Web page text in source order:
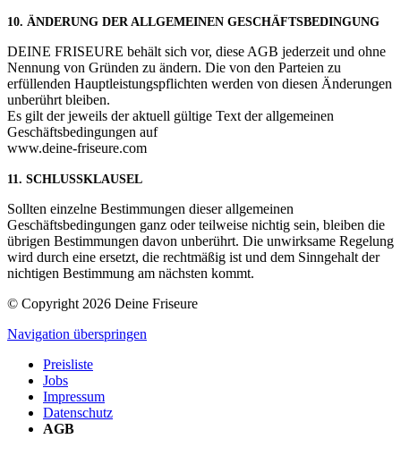
10. ÄNDERUNG DER ALLGEMEINEN GESCHÄFTSBEDINGUNG
DEINE FRISEURE behält sich vor, diese AGB jederzeit und ohne
Nennung von Gründen zu ändern. Die von den Parteien zu
erfüllenden Hauptleistungspflichten werden von diesen Änderungen
unberührt bleiben.
Es gilt der jeweils der aktuell gültige Text der allgemeinen
Geschäftsbedingungen auf
www.deine-friseure.com
11. SCHLUSSKLAUSEL
Sollten einzelne Bestimmungen dieser allgemeinen
Geschäftsbedingungen ganz oder teilweise nichtig sein, bleiben die
übrigen Bestimmungen davon unberührt. Die unwirksame Regelung
wird durch eine ersetzt, die rechtmäßig ist und dem Sinngehalt der
nichtigen Bestimmung am nächsten kommt.
© Copyright 2026 Deine Friseure
Navigation überspringen
Preisliste
Jobs
Impressum
Datenschutz
AGB